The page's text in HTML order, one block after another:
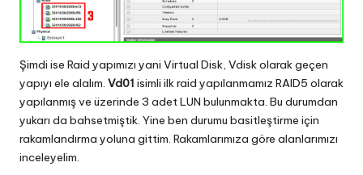
Şimdi ise Raid yapımızı yani Virtual Disk, Vdisk olarak geçen
yapıyı ele alalım. Vd01 isimli ilk raid yapılanmamız RAID5 olarak
yapılanmış ve üzerinde 3 adet LUN bulunmakta. Bu durumdan
yukarı da bahsetmiştik. Yine ben durumu basitleştirme için
rakamlandırma yoluna gittim. Rakamlarımıza göre alanlarımızı
inceleyelim.